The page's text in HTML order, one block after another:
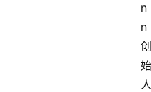
n
n
创
始
人